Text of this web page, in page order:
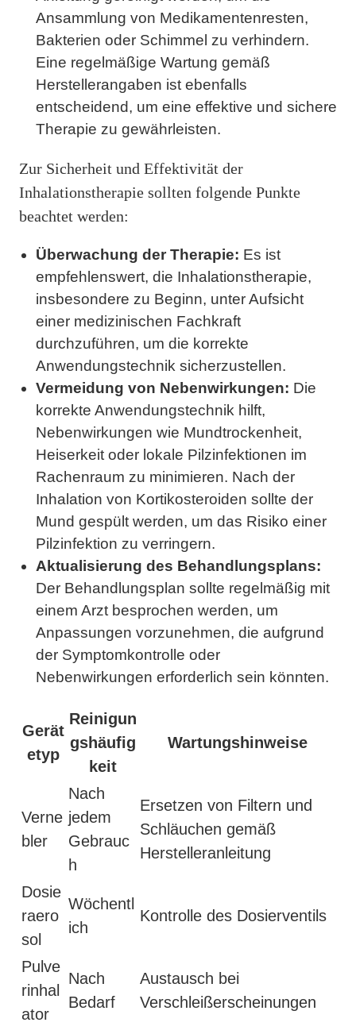
Ansammlung von Medikamentenresten,
Bakterien oder Schimmel zu verhindern.
Eine regelmäßige Wartung gemäß
Herstellerangaben ist ebenfalls
entscheidend, um eine effektive und sichere
Therapie zu gewährleisten.
Zur Sicherheit und Effektivität der
Inhalationstherapie sollten folgende Punkte
beachtet werden:
Überwachung der Therapie: Es ist
empfehlenswert, die Inhalationstherapie,
insbesondere zu Beginn, unter Aufsicht
einer medizinischen Fachkraft
durchzuführen, um die korrekte
Anwendungstechnik sicherzustellen.
Vermeidung von Nebenwirkungen: Die
korrekte Anwendungstechnik hilft,
Nebenwirkungen wie Mundtrockenheit,
Heiserkeit oder lokale Pilzinfektionen im
Rachenraum zu minimieren. Nach der
Inhalation von Kortikosteroiden sollte der
Mund gespült werden, um das Risiko einer
Pilzinfektion zu verringern.
Aktualisierung des Behandlungsplans:
Der Behandlungsplan sollte regelmäßig mit
einem Arzt besprochen werden, um
Anpassungen vorzunehmen, die aufgrund
der Symptomkontrolle oder
Nebenwirkungen erforderlich sein könnten.
Gerät
etyp
Reinigun
gshäufig
keit
Wartungshinweise
Verne
bler
Nach
jedem
Gebrauc
h
Ersetzen von Filtern und
Schläuchen gemäß
Herstelleranleitung
Dosie
raero
sol
Wöchentl
ich
Kontrolle des Dosierventils
Pulve
rinhal
ator
Nach
Bedarf
Austausch bei
Verschleißerscheinungen